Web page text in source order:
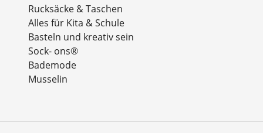
Rucksäcke & Taschen
Alles für Kita & Schule
Basteln und kreativ sein
Sock- ons®
Bademode
Musselin